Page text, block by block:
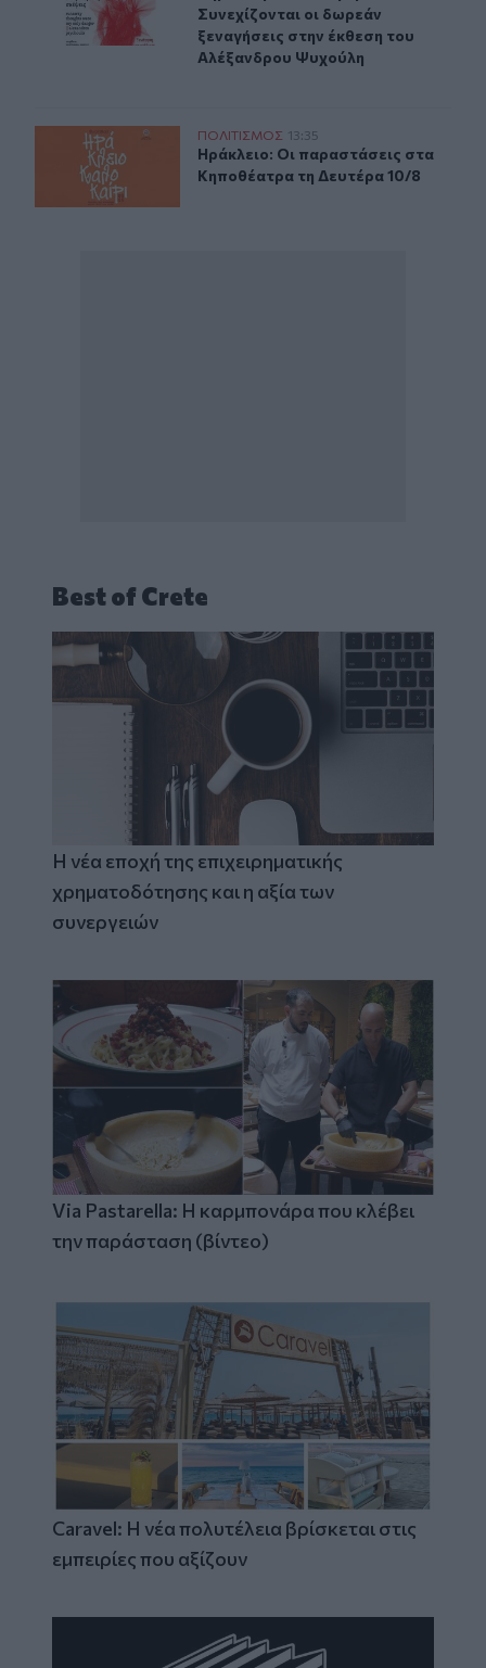
Συνεχίζονται οι δωρεάν
ξεναγήσεις στην έκθεση του
Αλέξανδρου Ψυχούλη
Ηράκλειο: Οι παραστάσεις στα Κηποθέατρα τη
ΠΟΛΙΤΙΣΜΟΣ 13:35
Ηράκλειο: Οι παραστάσεις στα
Ηράκλειο: Οι παραστάσεις στα
Κηποθέατρα τη Δευτέρα 10/8
Best of Crete
Η νέα εποχή της επιχειρηματικής
χρηματοδότησης και η αξία των
συνεργειών
Via Pastarella: Η καρμπονάρα που κλέβει
την παράσταση (βίντεο)
Caravel: Η νέα πολυτέλεια βρίσκεται στις
εμπειρίες που αξίζουν